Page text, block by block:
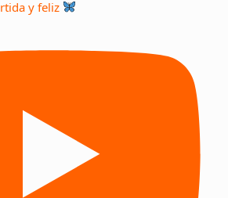
y feliz